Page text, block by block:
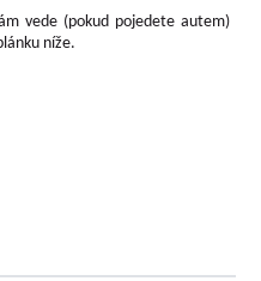
vede (pokud pojedete autem)
níže.